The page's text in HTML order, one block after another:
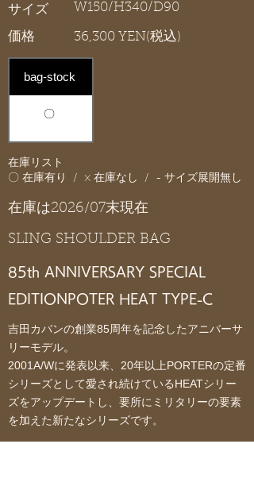
サイズ
価格
W150/H340/D90
36,300 YEN(税込)
bag-stock
〇
在庫リスト
〇 在庫有り / × 在庫なし / - サイズ展開無し
在庫は2026/07末現在
SLING SHOULDER BAG
85th ANNIVERSARY SPECIAL
EDITION POTER HEAT TYPE-C
吉田カバンの創業85周年を記念したアニバーサ
リーモデル。
2001A/Wに発表以来、20年以上PORTERの定番
シリーズとして愛され続けているHEATシリー
ズをアップデートし、要所にミリタリーの要素
を加えた新たなシリーズです。